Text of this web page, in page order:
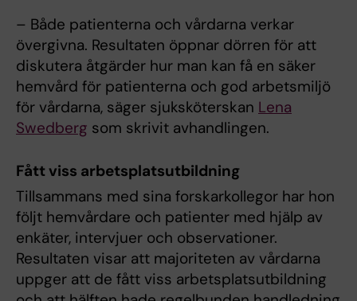
– Både patienterna och vårdarna verkar
övergivna. Resultaten öppnar dörren för att
diskutera åtgärder hur man kan få en säker
hemvård för patienterna och god arbetsmiljö
för vårdarna, säger sjuksköterskan Lena
Swedberg som skrivit avhandlingen.
Fått viss arbetsplatsutbildning
Tillsammans med sina forskarkollegor har hon
följt hemvårdare och patienter med hjälp av
enkäter, intervjuer och observationer.
Resultaten visar att majoriteten av vårdarna
uppger att de fått viss arbetsplatsutbildning